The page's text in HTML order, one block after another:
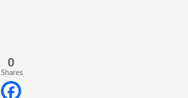
0
Shares